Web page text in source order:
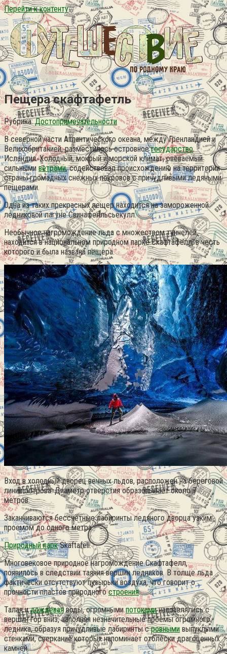
Перейти к контенту
Пещера скафтафетль
Рубрика: Достопримечательности
В северной части Атлантического океана, между Гренландией и
Великобританией, разместилось островноегосударство
Исландия. Холодный, мокрый и морской климат, овеваемый
сильными ветрами, содействовал происхождению на территории
страны громадных снежных покровов с причудливыми ледяными
пещерами.
Одна из таких прекрасных пещер находится на замороженной
ледниковой лагуне Свинафелльсьёкулл.
Необычное нагромождение льда с множеством туннелей,
находится в национальном природном парке Скафтафелл, в честь
которого и была названа пещера.
Вход в холодный дворец вечных льдов, расположен на береговой
линии острова. Диаметр отверстия образовывает около 7
метров.
Заканчиваются бессчётные лабиринты ледяного дворца узким
проемом до одного метра.
Природный паркSkaftafell.
Многовековое природное нагромождение Скафтафелл,
появилось в следствии таяния вершин ледников. В толще льда
фактически отсутствуют пузырьки воздуха, что говорит о
прочности пластов природногостроения.
Талая идождеваяводы, огромнымипотокаминаправлялись с
вершин гор вниз, заполняя незначительные проемы огромного
ледника, образуя причудливые лабиринты сровнымивыпуклыми
стенками, сверкание которых напоминает отблески драгоценных
камней.